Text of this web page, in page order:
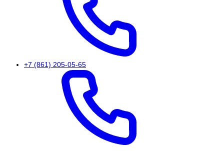
+7 (861) 205-05-65